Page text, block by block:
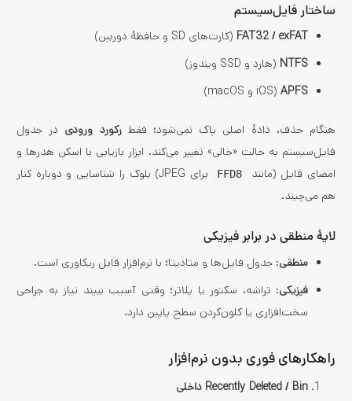
ساختار فایل‌سیستم
FAT32 / exFAT (کارت‌های SD و حافظهٔ دوربین)
NTFS (هارد و SSD ویندوز)
APFS (iOS و macOS)
هنگام حذف، دادهٔ اصلی پاک نمی‌شود؛ فقطرکورد ورودی در جدول
فایل‌سیستم به حالت «خالی» تغییر می‌کند. ابزار بازیابی با اسکن هدرها و
امضای فایل (مانند
FFD8
برای JPEG) بلوک را شناسایی و دوباره کنار
هم می‌چیند.
لایهٔ منطقی در برابر فیزیکی
منطقی: جدول فایل‌ها و متادیتا؛ با نرم‌افزار قابل ریکاوری است.
فیزیکی: تراشه، سکتور یا پلاتر؛ وقتی آسیب ببیند نیاز به جراحی
سخت‌افزاری یا کلون‌کردن سطح پایین دارد.
راهکارهای فوری بدون نرم‌افزار
Recently Deleted / Bin داخلی